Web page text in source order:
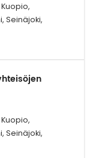
Seinäjoki,
Seinäjoki,